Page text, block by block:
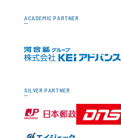
ACADEMIC PARTNER
SILVER PARTNER